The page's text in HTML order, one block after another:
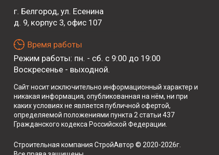
Строительная компания СтройАвтор © 2020-2026г.
Сайт носит исключительно информационный характер и
никакая информация, опубликованная на нём, ни при
каких условиях не является публичной офертой,
определяемой положениями пункта 2 статьи 437
Гражданского кодекса Российской Федерации.
г. Белгород, ул. Есенина
д. 9, корпус 3, офис 107
Режим работы: пн. - сб. с 9:00 до 19:00
Воскресенье - выходной.
Время работы